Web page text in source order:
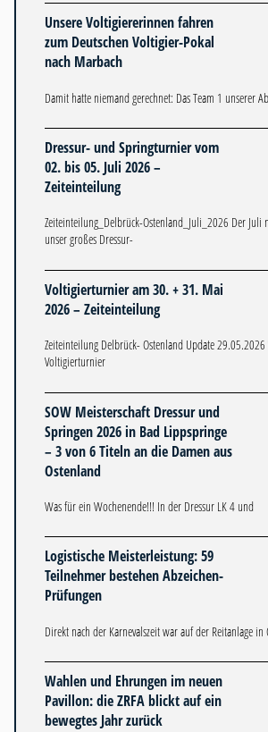
Unsere Voltigiererinnen fahren
zum Deutschen Voltigier-Pokal
nach Marbach
Damit hatte niemand gerechnet: Das Team 1 unserer
Dressur- und Springturnier vom
02. bis 05. Juli 2026 –
Zeiteinteilung
Zeiteinteilung_Delbrück-Ostenland_Juli_2026 Der Juli
unser großes Dressur-
Voltigierturnier am 30. + 31. Mai
2026 – Zeiteinteilung
Zeiteinteilung Delbrück- Ostenland Update
Voltigierturnier
SOW Meisterschaft Dressur und
Springen 2026 in Bad Lippspringe
– 3 von 6 Titeln an die Damen aus
Ostenland
Was für ein Wochenende!!! In der Dressur LK 4 und
Logistische Meisterleistung: 59
Teilnehmer bestehen Abzeichen-
Prüfungen
Direkt nach der Karnevalszeit war auf der Reitanlage in
Wahlen und Ehrungen im neuen
Pavillon: die ZRFA blickt auf ein
bewegtes Jahr zurück